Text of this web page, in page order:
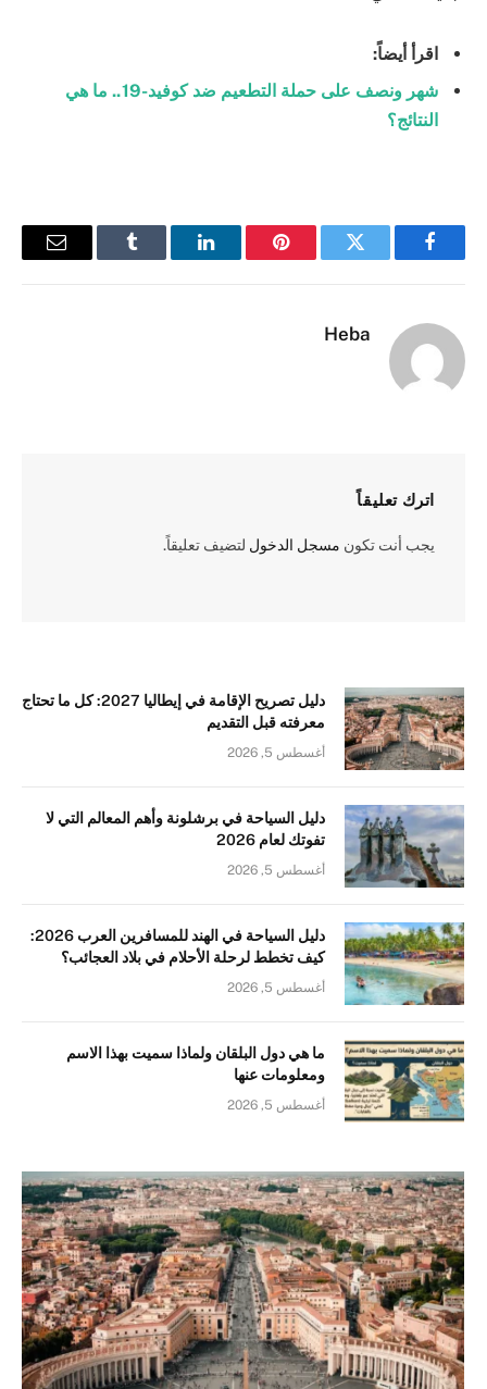
اقرأ أيضاً:
شهر ونصف على حملة التطعيم ضد كوفيد-19.. ما هي
النتائج؟
فيسبوك تويتر بينتيريستلينكدإن Tumblr
البريد
Heba
اترك تعليقاً
يجب أنت تكون مسجل الدخول لتضيف تعليقاً.
دليل تصريح الإقامة في إيطاليا 2027: كل ما تحتاج
معرفته قبل التقديم
أغسطس 5, 2026
دليل السياحة في برشلونة وأهم المعالم التي لا
تفوتك لعام 2026
أغسطس 5, 2026
دليل السياحة في الهند للمسافرين العرب 2026:
كيف تخطط لرحلة الأحلام في بلاد العجائب؟
أغسطس 5, 2026
ما هي دول البلقان ولماذا سميت بهذا الاسم
ومعلومات عنها
أغسطس 5, 2026